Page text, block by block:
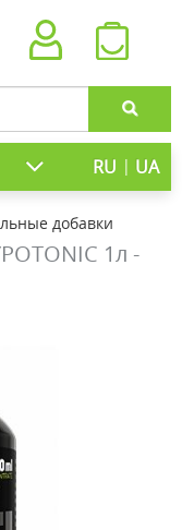
RU | UA
добавки
1л -